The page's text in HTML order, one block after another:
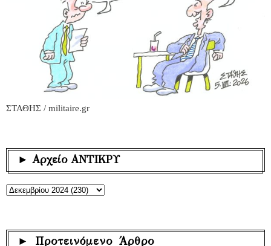
ΣΤΑΘΗΣ / militaire.gr
► Αρχείο ΑΝΤΙΚΡΥ
► Προτεινόμενο Άρθρο